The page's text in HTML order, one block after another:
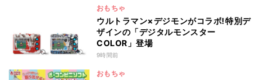
おもちゃ
ウルトラマン×デジモンがコラボ!特別デ
ザインの「デジタルモンスター
COLOR」登場
9時間前
おもちゃ